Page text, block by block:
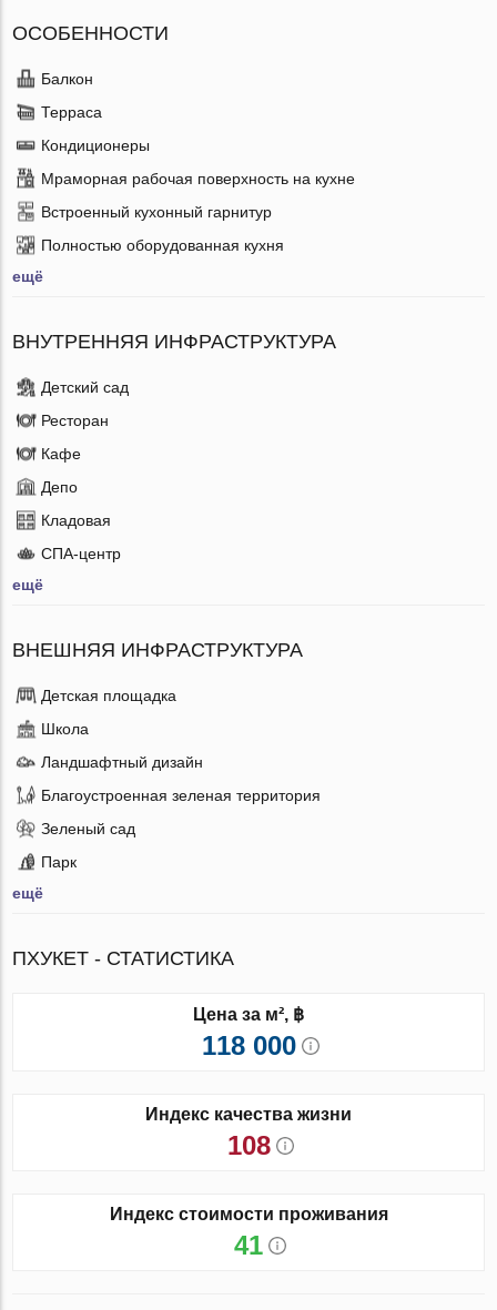
ОСОБЕННОСТИ
Балкон
Терраса
Кондиционеры
Мраморная рабочая поверхность на кухне
Встроенный кухонный гарнитур
Полностью оборудованная кухня
ещё
ВНУТРЕННЯЯ ИНФРАСТРУКТУРА
Детский сад
Ресторан
Кафе
Депо
Кладовая
СПА-центр
ещё
ВНЕШНЯЯ ИНФРАСТРУКТУРА
Детская площадка
Школа
Ландшафтный дизайн
Благоустроенная зеленая территория
Зеленый сад
Парк
ещё
ПХУКЕТ - СТАТИСТИКА
Цена за м², ฿
118 000
Индекс качества жизни
108
Индекс стоимости проживания
41